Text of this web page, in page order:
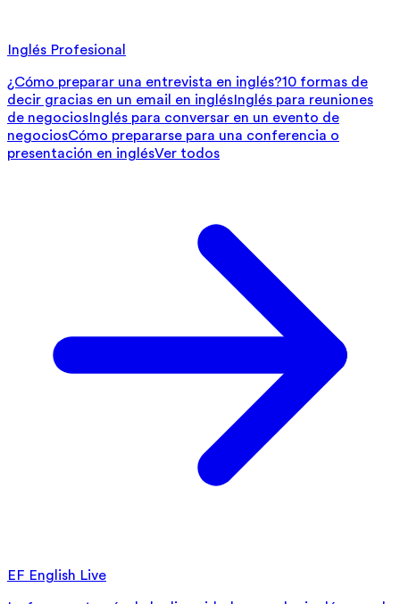
Inglés Profesional
¿Cómo preparar una entrevista en inglés?10 formas de
decir gracias en un email en inglésInglés para reuniones
de negociosInglés para conversar en un evento de
negociosCómo prepararse para una conferencia o
presentación en inglésVer todos
EF English Live